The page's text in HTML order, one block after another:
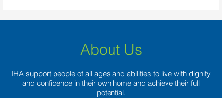
About Us
IHA support people of all ages and abilities to live with dignity
and confidence in their own home and achieve their full
potential.